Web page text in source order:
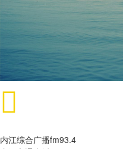
内江综合广播fm93.4